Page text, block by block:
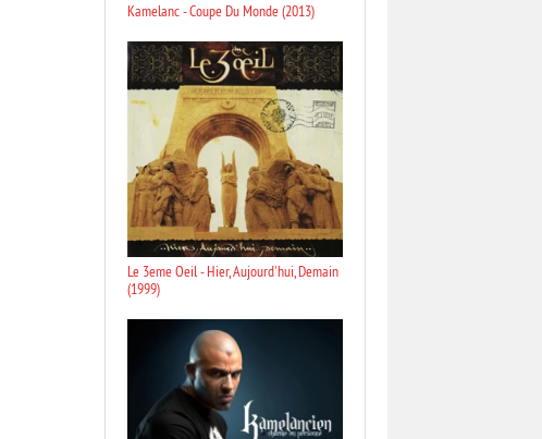
Kamelanc - Coupe Du Monde (2013)
Le 3eme Oeil - Hier, Aujourd'hui, Demain
(1999)